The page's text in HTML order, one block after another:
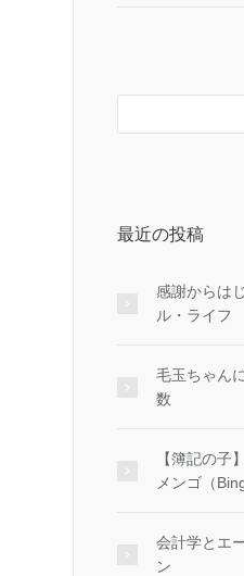
最近の投稿
感謝からは
ル・ライフ
毛玉ちゃん
数
【簿記の子
メンゴ（
会計学とエ
ン